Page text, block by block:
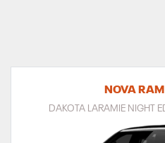
NOVA
DAKOTA LARAMIE NIGHT